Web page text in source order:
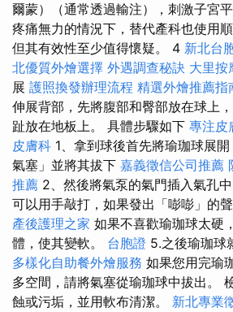
爾蒙）（通常透過輸注），刺激子宮
疼痛無力的情況下，替代產科也使用
但其有效性至少值得懷疑。 4 新北台
北優質外燴選擇 外遇調查秘訣 大里按
展 護照換發辦理流程 精選外燴推薦指
伸展背部，先將腹部和臀部放在球上
趾放在地板上。 具體步驟如下 專注皮
皮膚科 1、拿到球後首先將瑜珈球展
氣塞」並將其拔下 嘉義徵信公司推薦
推薦 2、然後將氣泵的氣門插入氣孔中
可以用手敲打，如果發出「嘭嘭」的聲
產後護理之家 如果不喜歡瑜珈球太硬
體，使其變軟。 台胞證 5.之後瑜珈球
多樣化自助餐外燴服務 如果您用完瑜
多空間，請將氣塞從瑜珈球中拔出。
蝕或污垢，並用軟布清潔。 新北專業